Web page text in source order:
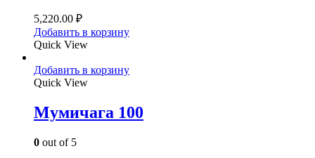
5,220.00 ₽
Добавить в корзину
Quick View
Добавить в корзину
Quick View
Мумичага 100
0 out of 5